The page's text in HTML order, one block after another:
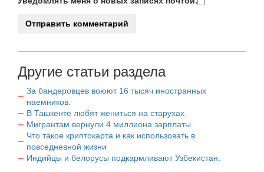
Другие статьи раздела
За бандеровцев воюют 16 тысяч иностранных
наемников.
В Ташкенте любят жениться на старухах.
Мигрантам вернули 4 миллиона зарплаты.
Что такое криптокарта и как использовать в
повседневной жизни
Индийцы и белорусы подкармливают Узбекистан.